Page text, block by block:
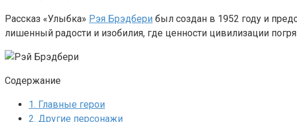
Рассказ «Улыбка» Рэя Брэдбери был создан в 1952 году и
лишенный радости и изобилия, где ценности цивилизации
Содержание
1. Главные герои
2. Другие персонажи